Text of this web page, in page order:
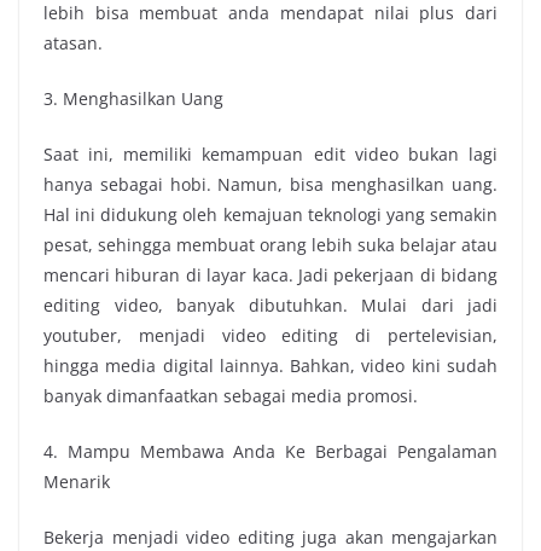
lebih bisa membuat anda mendapat nilai plus dari
atasan.
3. Menghasilkan Uang
Saat ini, memiliki kemampuan edit video bukan lagi
hanya sebagai hobi. Namun, bisa menghasilkan uang.
Hal ini didukung oleh kemajuan teknologi yang semakin
pesat, sehingga membuat orang lebih suka belajar atau
mencari hiburan di layar kaca. Jadi pekerjaan di bidang
editing video, banyak dibutuhkan. Mulai dari jadi
youtuber, menjadi video editing di pertelevisian,
hingga media digital lainnya. Bahkan, video kini sudah
banyak dimanfaatkan sebagai media promosi.
4. Mampu Membawa Anda Ke Berbagai Pengalaman
Menarik
Bekerja menjadi video editing juga akan mengajarkan